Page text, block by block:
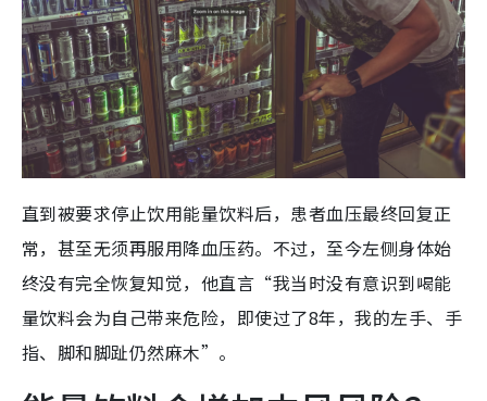
直到被要求停止饮用能量饮料后，患者血压最终回复正
常，甚至无须再服用降血压药。不过，至今左侧身体始
终没有完全恢复知觉，他直言“我当时没有意识到喝能
量饮料会为自己带来危险，即使过了8年，我的左手、手
指、脚和脚趾仍然麻木”。